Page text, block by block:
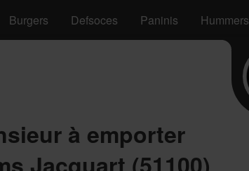
Burgers Defsoces Paninis Hummers
à emporter